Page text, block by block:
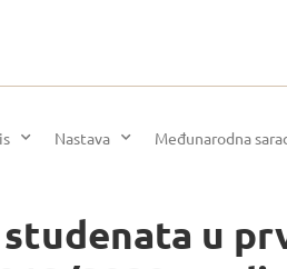
Nastava Međunarodna
u